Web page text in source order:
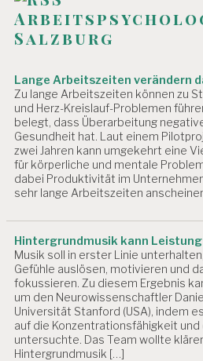
Salzburg
Lange Arbeitszeiten verändern
Zu lange Arbeitszeiten können zu
und Herz-Kreislauf-Problemen
belegt, dass Überarbeitung
Gesundheit hat. Laut einem
zwei Jahren kann umgekehrt eine
für körperliche und mentale
dabei Produktivität im
sehr lange Arbeitszeiten
Hintergrundmusik kann
Musik soll in erster Linie
Gefühle auslösen, motivieren und
fokussieren. Zu diesem Ergebnis
um den Neurowissenschaftler
Universität Stanford (USA), indem
auf die Konzentrationsfähigkeit und
untersuchte. Das Team wollte
Hintergrundmusik […]